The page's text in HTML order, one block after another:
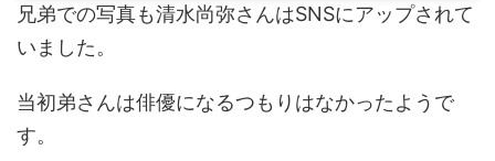
兄弟での写真も清水尚弥さんはSNSにアップされて
いました。
当初弟さんは俳優になるつもりはなかったようで
す。